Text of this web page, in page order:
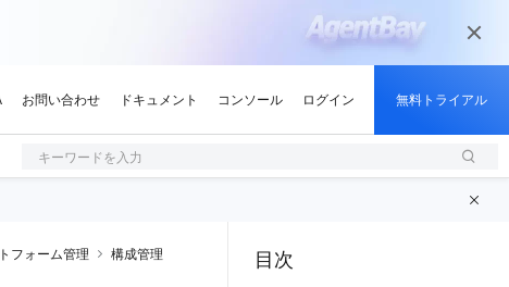
キーワードを入力
フォーム管理
構成管理
目次